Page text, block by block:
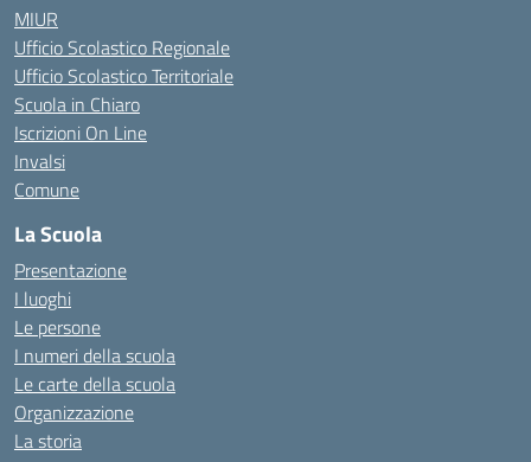
MIUR
Ufficio Scolastico Regionale
Ufficio Scolastico Territoriale
Scuola in Chiaro
Iscrizioni On Line
Invalsi
Comune
La Scuola
Presentazione
I luoghi
Le persone
I numeri della scuola
Le carte della scuola
Organizzazione
La storia